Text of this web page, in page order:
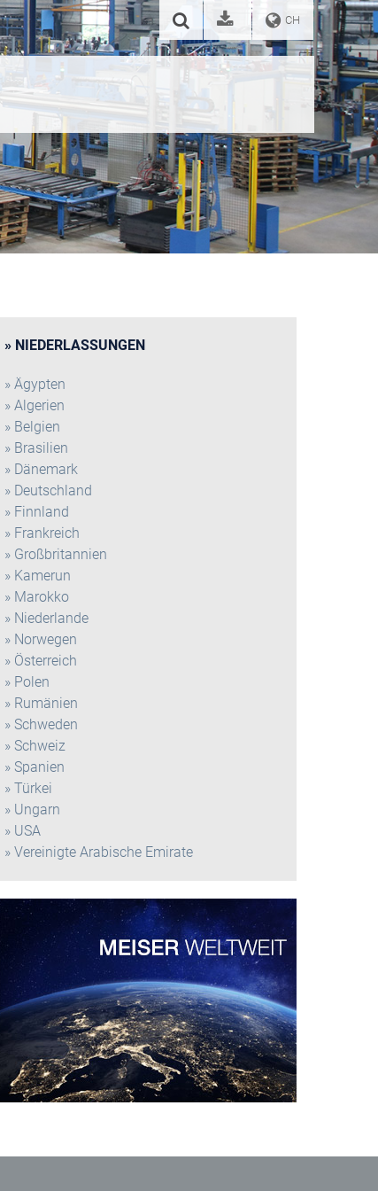
CH
NIEDERLASSUNGEN
Ägypten
Algerien
Belgien
Brasilien
Dänemark
Deutschland
Finnland
Frankreich
Großbritannien
Kamerun
Marokko
Niederlande
Norwegen
Österreich
Polen
Rumänien
Schweden
Schweiz
Spanien
Türkei
Ungarn
USA
Vereinigte Arabische Emirate